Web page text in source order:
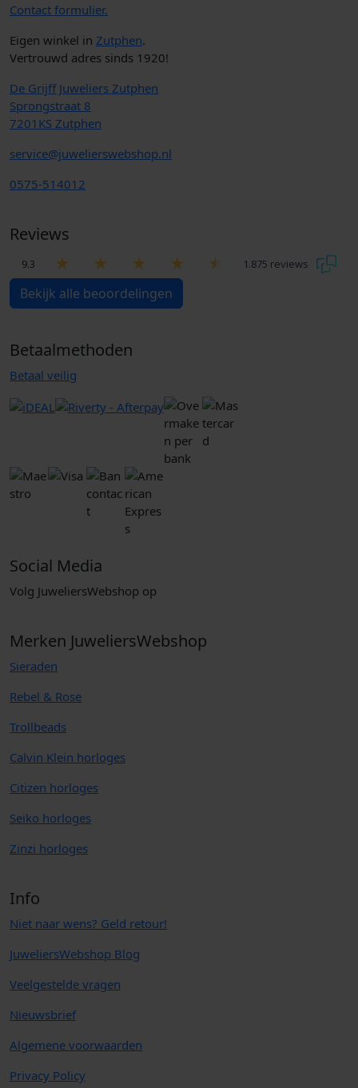
Contact formulier.
Eigen winkel in Zutphen.
Vertrouwd adres sinds 1920!
De Grijff Juweliers Zutphen
Sprongstraat 8
7201KS Zutphen
service@juwelierswebshop.nl
0575-514012
Reviews
9.3 1.875 reviews
Bekijk alle beoordelingen
Betaalmethoden
Betaal veilig
Social Media
Volg JuweliersWebshop op
Merken JuweliersWebshop
Sieraden
Rebel & Rose
Trollbeads
Calvin Klein horloges
Citizen horloges
Seiko horloges
Zinzi horloges
Info
Niet naar wens? Geld retour!
JuweliersWebshop Blog
Veelgestelde vragen
Nieuwsbrief
Algemene voorwaarden
Privacy Policy